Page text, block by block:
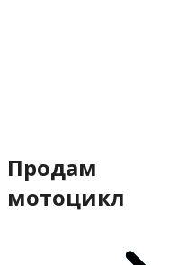
Продам
мотоцикл